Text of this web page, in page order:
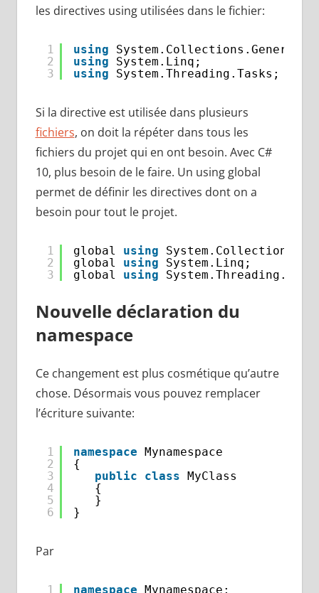
les directives using utilisées dans le fichier:
1
2
3
using
System.Collections.Generic;
using
System.Linq;
using
System.Threading.Tasks;
Si la directive est utilisée dans plusieurs
fichiers, on doit la répéter dans tous les
fichiers du projet qui en ont besoin. Avec C#
10, plus besoin de le faire. Un using global
permet de définir les directives dont on a
besoin pour tout le projet.
1
2
3
global using
global using
System.Linq;
global using
Nouvelle déclaration du
namespace
Ce changement est plus cosmétique qu’autre
chose. Désormais vous pouvez remplacer
l’écriture suivante:
1
2
3
4
5
6
namespace Mynamespace
{
public
class MyClass
{
}
}
Par
1 namespace Mynamespace;